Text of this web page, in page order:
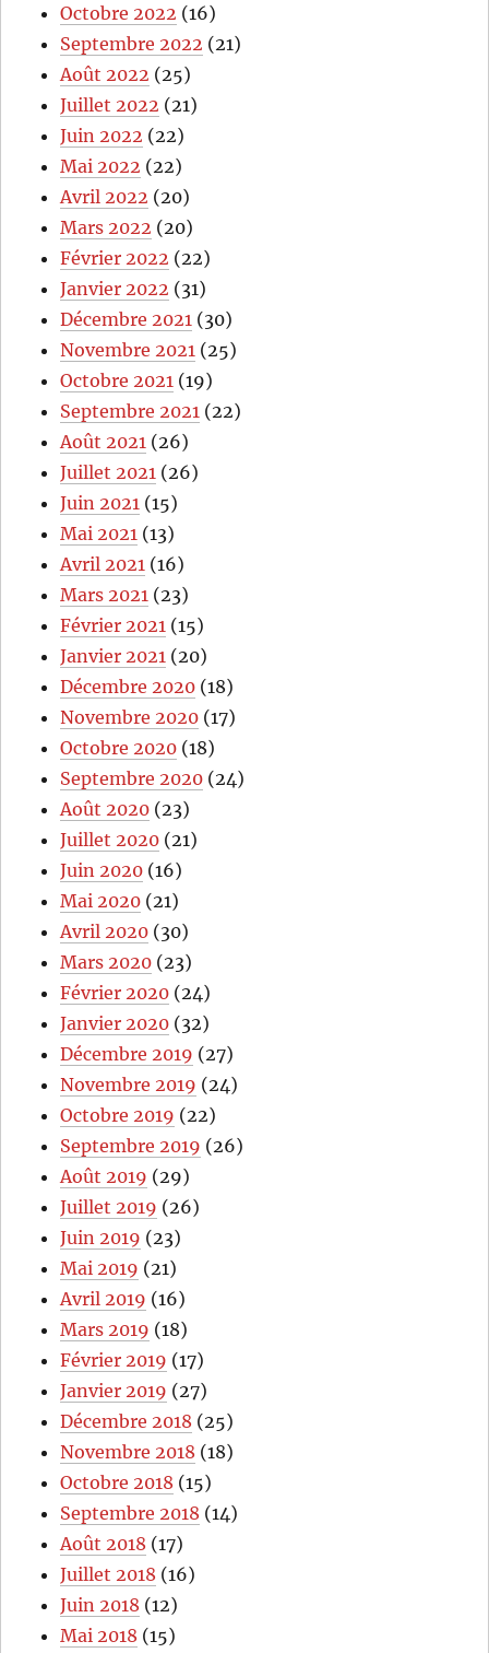
Octobre 2022 (16)
Septembre 2022 (21)
Août 2022 (25)
Juillet 2022 (21)
Juin 2022 (22)
Mai 2022 (22)
Avril 2022 (20)
Mars 2022 (20)
Février 2022 (22)
Janvier 2022 (31)
Décembre 2021 (30)
Novembre 2021 (25)
Octobre 2021 (19)
Septembre 2021 (22)
Août 2021 (26)
Juillet 2021 (26)
Juin 2021 (15)
Mai 2021 (13)
Avril 2021 (16)
Mars 2021 (23)
Février 2021 (15)
Janvier 2021 (20)
Décembre 2020 (18)
Novembre 2020 (17)
Octobre 2020 (18)
Septembre 2020 (24)
Août 2020 (23)
Juillet 2020 (21)
Juin 2020 (16)
Mai 2020 (21)
Avril 2020 (30)
Mars 2020 (23)
Février 2020 (24)
Janvier 2020 (32)
Décembre 2019 (27)
Novembre 2019 (24)
Octobre 2019 (22)
Septembre 2019 (26)
Août 2019 (29)
Juillet 2019 (26)
Juin 2019 (23)
Mai 2019 (21)
Avril 2019 (16)
Mars 2019 (18)
Février 2019 (17)
Janvier 2019 (27)
Décembre 2018 (25)
Novembre 2018 (18)
Octobre 2018 (15)
Septembre 2018 (14)
Août 2018 (17)
Juillet 2018 (16)
Juin 2018 (12)
Mai 2018 (15)